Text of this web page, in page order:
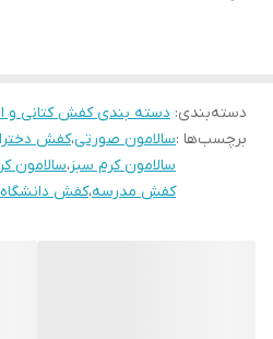
نحوه بسته شدن
کفش
بندی
ویژگی کفی کفش طبی
دسته‌بندی: دسته بندی کفش کتانی و
برچسب‌ها :سالامون صورتی،کفش
سالامون کرم سبز،سالامون
کفش مدرسه،کفش دانشگاه